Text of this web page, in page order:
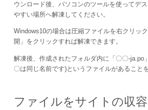
ウンロード後、パソコンのツールを使ってデ
やすい場所へ解凍してください。
Windows10の場合は圧縮ファイルを右クリッ
開」をクリックすれば解凍できます。
解凍後、作成されたフォルダ内に「〇〇-ja.po
〇は同じ名前です)というファイルがあること
ファイルをサイトの収